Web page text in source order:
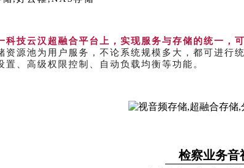
技云汉超融合平台上，实现服务与存储的统一，
源池为用户服务，不论系统规模多大，都可进
、高级权限控制、自动负载均衡等功能。
检察业务音